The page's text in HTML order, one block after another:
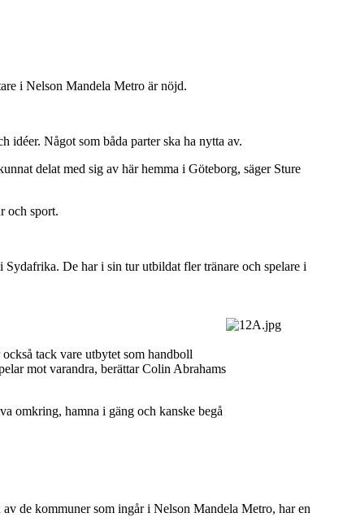
i Nelson Mandela Metro är nöjd.
idéer. Något som båda parter ska ha nytta av.
delat med sig av här hemma i Göteborg, säger Sture
och sport.
De har i sin tur utbildat fler tränare och spelare i
tack vare utbytet som handboll
mot varandra, berättar Colin Abrahams
omkring, hamna i gäng och kanske begå
de kommuner som ingår i Nelson Mandela Metro, har en